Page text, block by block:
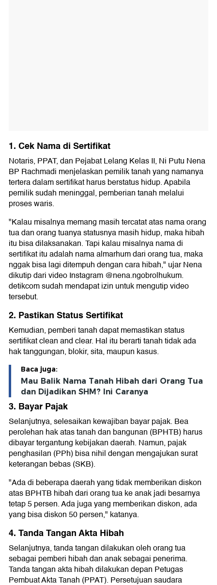
1. Cek Nama di Sertifikat
Notaris, PPAT, dan Pejabat Lelang Kelas II, Ni Putu Nena
BP Rachmadi menjelaskan pemilik tanah yang namanya
tertera dalam sertifikat harus berstatus hidup. Apabila
pemilik sudah meninggal, pemberian tanah melalui
proses waris.
"Kalau misalnya memang masih tercatat atas nama orang
tua dan orang tuanya statusnya masih hidup, maka hibah
itu bisa dilaksanakan. Tapi kalau misalnya nama di
sertifikat itu adalah nama almarhum dari orang tua, maka
nggak bisa lagi ditempuh dengan cara hibah," ujar Nena
dikutip dari video Instagram @nena.ngobrolhukum.
detikcom sudah mendapat izin untuk mengutip video
tersebut.
2. Pastikan Status Sertifikat
Kemudian, pemberi tanah dapat memastikan status
sertifikat clean and clear. Hal itu berarti tanah tidak ada
hak tanggungan, blokir, sita, maupun kasus.
Baca juga:
Mau Balik Nama Tanah Hibah dari Orang Tua
dan Dijadikan SHM? Ini Caranya
3. Bayar Pajak
Selanjutnya, selesaikan kewajiban bayar pajak. Bea
perolehan hak atas tanah dan bangunan (BPHTB) harus
dibayar tergantung kebijakan daerah. Namun, pajak
penghasilan (PPh) bisa nihil dengan mengajukan surat
keterangan bebas (SKB).
"Ada di beberapa daerah yang tidak memberikan diskon
atas BPHTB hibah dari orang tua ke anak jadi besarnya
tetap 5 persen. Ada juga yang memberikan diskon, ada
yang bisa diskon 50 persen," katanya.
4. Tanda Tangan Akta Hibah
Selanjutnya, tanda tangan dilakukan oleh orang tua
sebagai pemberi hibah dan anak sebagai penerima.
Tanda tangan akta hibah dilakukan depan Petugas
Pembuat Akta Tanah (PPAT). Persetujuan saudara